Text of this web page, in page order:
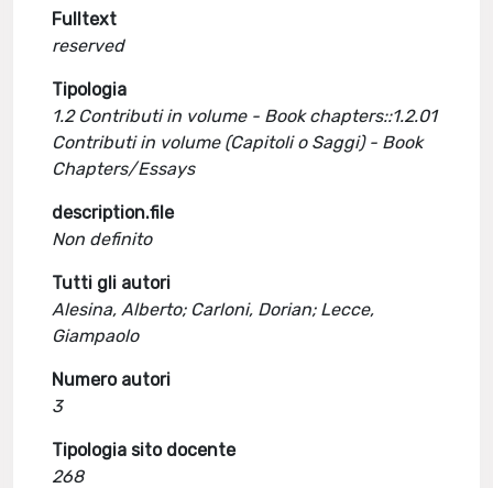
Fulltext
reserved
Tipologia
1.2 Contributi in volume - Book chapters::1.2.01
Contributi in volume (Capitoli o Saggi) - Book
Chapters/Essays
description.file
Non definito
Tutti gli autori
Alesina, Alberto; Carloni, Dorian; Lecce,
Giampaolo
Numero autori
3
Tipologia sito docente
268